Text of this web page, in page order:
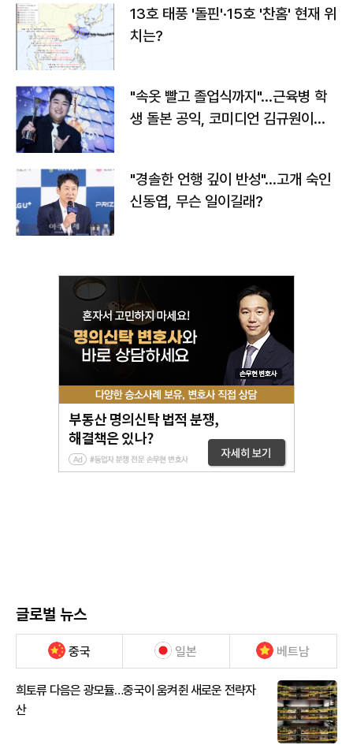
13호 태풍 '돌핀'·15호 '찬홈' 현재 위
치는?
"속옷 빨고 졸업식까지"…근육병 학
생 돌본 공익, 코미디언 김규원이었
"경솔한 언행 깊이 반성"…고개 숙인
신동엽, 무슨 일이길래?
글로벌 뉴스
중국 일본 베트남
희토류 다음은 광모듈…중국이 움켜쥔 새로운 전략자
산